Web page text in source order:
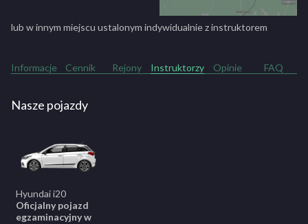
lub w innym miejscu ustalonym indywidualnie z instruktorem
Informacje Cennik Rejony Instruktorzy Opinie FAQ
Nasze pojazdy
Hyundai i20
Oficjalny pojazd
egzaminacyjny w